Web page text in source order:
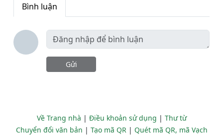
Bình luận
Gửi
Về Trang nhà | Điều khoản sử dụng | Thư từ
Chuyển đổi văn bản | Tạo mã QR | Quét mã QR, mã Vạch